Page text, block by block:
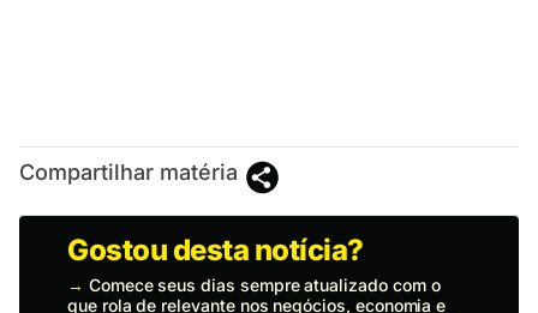
Compartilhar matéria
Gostou desta notícia?
→ Comece seus dias sempre atualizado com o
que rola de relevante nos negócios, economia e